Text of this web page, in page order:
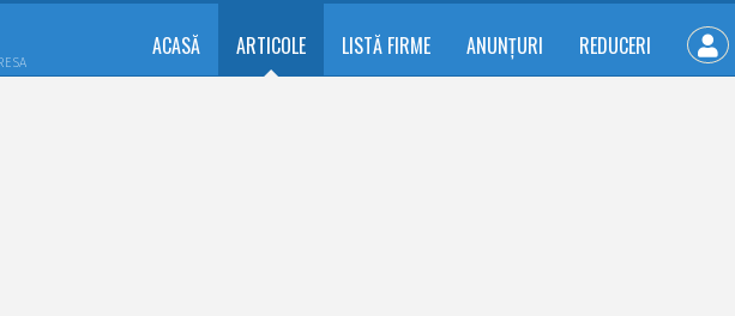
ACASĂ ARTICOLE LISTĂ FIRME ANUNȚURI REDUCERI